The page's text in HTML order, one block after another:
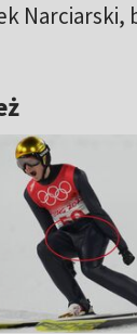
Narciarski,